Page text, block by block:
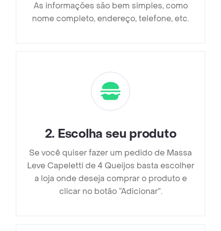
As informações são bem simples, como
nome completo, endereço, telefone, etc.
2. Escolha seu produto
Se você quiser fazer um pedido de Massa
Leve Capeletti de 4 Queijos basta escolher
a loja onde deseja comprar o produto e
clicar no botão “Adicionar”.